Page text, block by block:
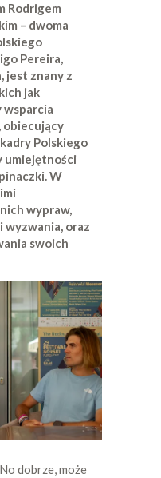
Rodrigem
– dwoma
Pereira,
jest znany z
jak
obiecujący
Polskiego
umiejętności
W
wypraw,
wyzwania, oraz
swoich
dobrze, może